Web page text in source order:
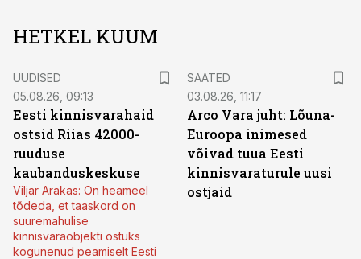
HETKEL KUUM
UUDISED
05.08.26, 09:13
Eesti kinnisvarahaid
ostsid Riias 42000-
ruuduse
kaubanduskeskuse
Viljar Arakas: On heameel
tõdeda, et taaskord on
suuremahulise
kinnisvaraobjekti ostuks
kogunenud peamiselt Eesti
SAATED
03.08.26, 11:17
Arco Vara juht: Lõuna-
Euroopa inimesed
võivad tuua Eesti
kinnisvaraturule uusi
ostjaid